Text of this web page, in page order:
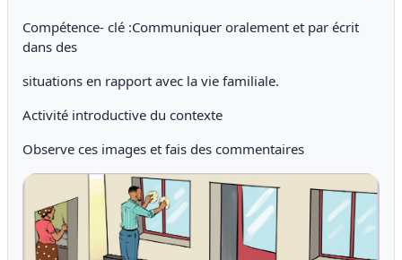
Compétence- clé :Communiquer oralement et par écrit
dans des
situations en rapport avec la vie familiale.
Activité introductive du contexte
Observe ces images et fais des commentaires